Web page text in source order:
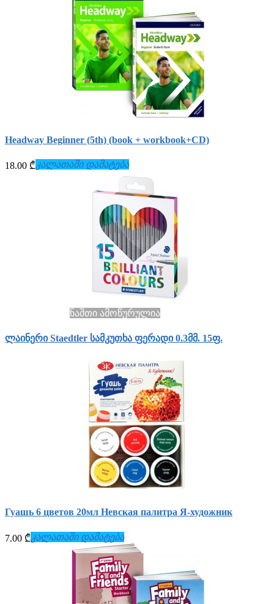
Headway Beginner (5th) (book + workbook+СD)
18.00 ₾კალათაში დამატება
ნაშთი ამოწურულია
ლაინერი Staedtler სამკუთხა ფერადი 0.3მმ. 15ფ.
Гуашь 6 цветов 20мл Невская палитра Я-художник
7.00 ₾ კალათაში დამატება